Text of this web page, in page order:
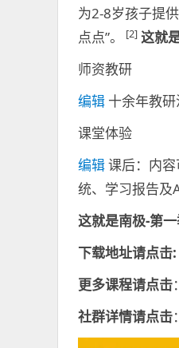
为2-8岁孩子提
点点”。
[2] 这就
师资教研
编辑 十余年教
课堂体验
编辑课后：内
统、学习报告及
这就是南极-第
下载地址请点击:
更多课程请点击：
社群详情请点击：